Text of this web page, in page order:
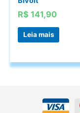
R$ 141,90
Leia mais